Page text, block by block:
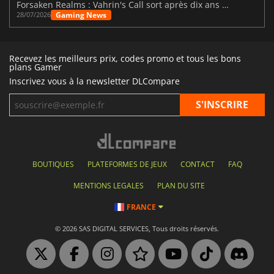
Forsaken Realms : Vahrin's Call sort après dix ans de développement
28/07/2026 Gaming News
Recevez les meilleurs prix, codes promo et tous les bons
plans Gamer
Inscrivez vous à la newsletter DLCompare
BOUTIQUES PLATEFORMES DE JEUX CONTACT FAQ
MENTIONS LEGALES PLAN DU SITE
FRANCE
© 2026 SAS DIGITAL SERVICES, Tous droits réservés.